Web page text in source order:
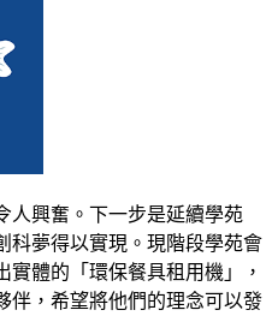
人興奮。下一步是延續學苑
科夢得以實現。現階段學苑會
體的「環保餐具租用機」，
伴，希望將他們的理念可以發